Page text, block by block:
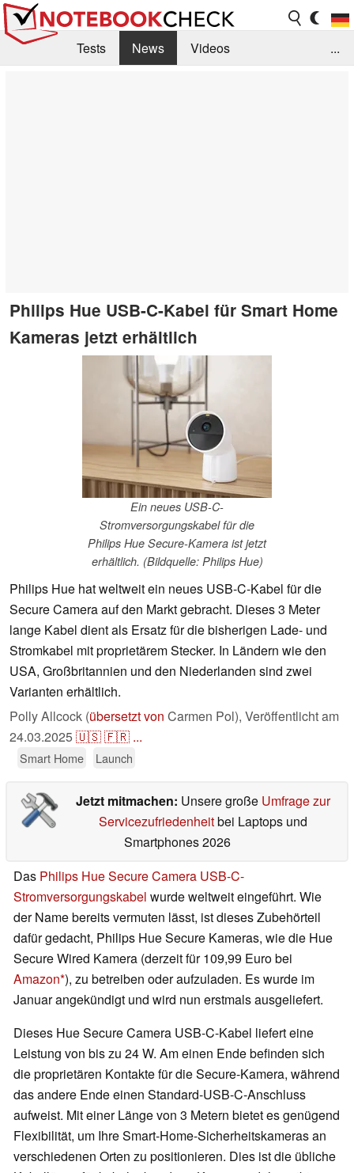
Tests News
Videos
...
Philips Hue USB-C-Kabel für Smart Home
Kameras jetzt erhältlich
Ein neues USB-C-
Stromversorgungskabel für die
Philips Hue Secure-Kamera ist jetzt
erhältlich. (Bildquelle: Philips Hue)
Philips Hue hat weltweit ein neues USB-C-Kabel für die
Secure Camera auf den Markt gebracht. Dieses 3 Meter
lange Kabel dient als Ersatz für die bisherigen Lade- und
Stromkabel mit proprietärem Stecker. In Ländern wie den
USA, Großbritannien und den Niederlanden sind zwei
Varianten erhältlich.
Polly Allcock (übersetzt von Carmen Pol), Veröffentlicht am
24.03.2025🇺🇸🇫🇷 ...
Smart Home Launch
Jetzt mitmachen: Unsere große Umfrage zur
Servicezufriedenheitbei Laptops und
Smartphones 2026
Das Philips Hue Secure Camera USB-C-
Stromversorgungskabel wurde weltweit eingeführt. Wie
der Name bereits vermuten lässt, ist dieses Zubehörteil
dafür gedacht, Philips Hue Secure Kameras, wie die Hue
Secure Wired Kamera (derzeit für 109,99 Euro bei
Amazon ), zu betreiben oder aufzuladen. Es wurde im
Januar angekündigt und wird nun erstmals ausgeliefert.
Dieses Hue Secure Camera USB-C-Kabel liefert eine
Leistung von bis zu 24 W. Am einen Ende befinden sich
die proprietären Kontakte für die Secure-Kamera, während
das andere Ende einen Standard-USB-C-Anschluss
aufweist. Mit einer Länge von 3 Metern bietet es genügend
Flexibilität, um Ihre Smart-Home-Sicherheitskameras an
verschiedenen Orten zu positionieren. Dies ist die übliche